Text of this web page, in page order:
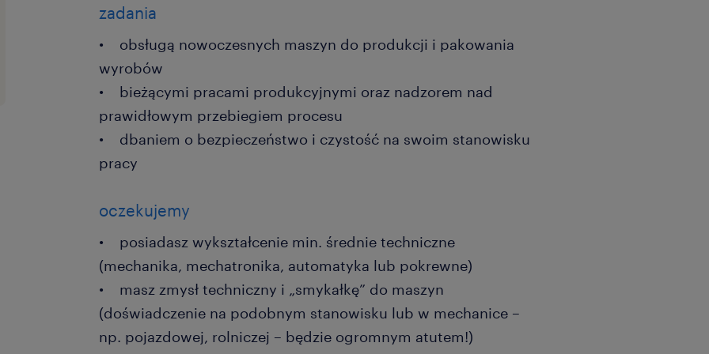
zadania
• obsługą nowoczesnych maszyn do produkcji i pakowania
wyrobów
• bieżącymi pracami produkcyjnymi oraz nadzorem nad
prawidłowym przebiegiem procesu
• dbaniem o bezpieczeństwo i czystość na swoim stanowisku
pracy
oczekujemy
• posiadasz wykształcenie min. średnie techniczne
(mechanika, mechatronika, automatyka lub pokrewne)
• masz zmysł techniczny i „smykałkę” do maszyn
(doświadczenie na podobnym stanowisku lub w mechanice –
np. pojazdowej, rolniczej – będzie ogromnym atutem!)